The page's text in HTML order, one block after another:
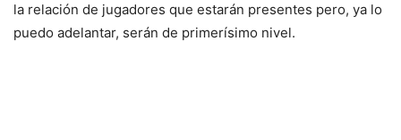
la relación de jugadores que estarán presentes pero, ya lo
puedo adelantar, serán de primerísimo nivel.